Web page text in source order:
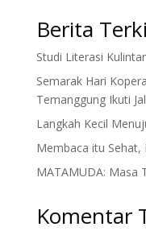
Berita
Studi Literasi
Semarak Hari
Temanggung Ikuti
Langkah Kecil
Membaca itu
MATAMUDA: Masa
Komentar